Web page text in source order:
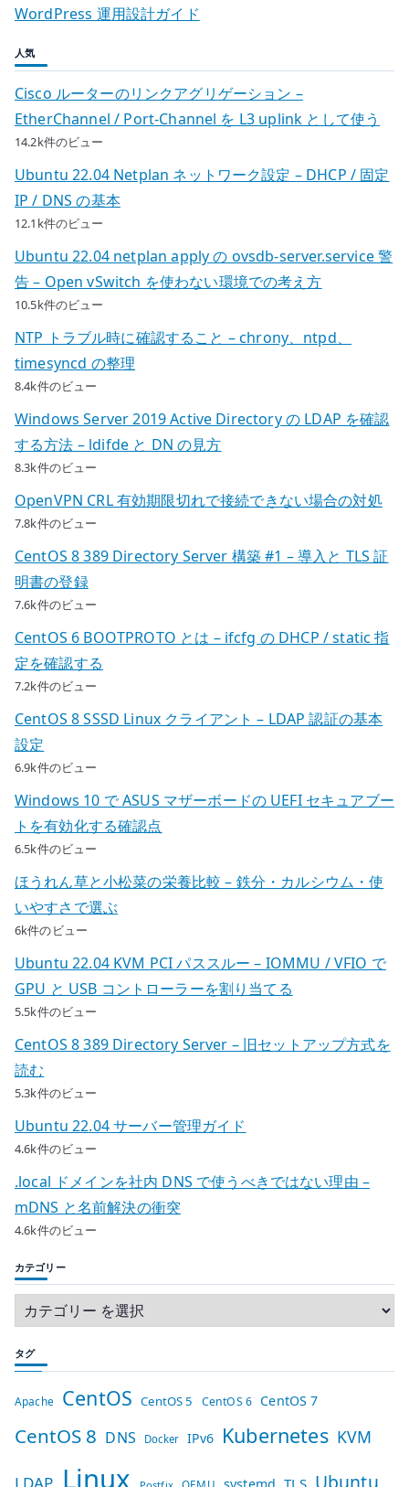
WordPress 運用設計ガイド
人気
Cisco ルーターのリンクアグリゲーション –
EtherChannel / Port-Channel を L3 uplink として使う
14.2k件のビュー
Ubuntu 22.04 Netplan ネットワーク設定 – DHCP / 固定
IP / DNS の基本
12.1k件のビュー
Ubuntu 22.04 netplan apply の ovsdb-server.service 警
告 – Open vSwitch を使わない環境での考え方
10.5k件のビュー
NTP トラブル時に確認すること – chrony、ntpd、
timesyncd の整理
8.4k件のビュー
Windows Server 2019 Active Directory の LDAP を確認
する方法 – ldifde と DN の見方
8.3k件のビュー
OpenVPN CRL 有効期限切れで接続できない場合の対処
7.8k件のビュー
CentOS 8 389 Directory Server 構築 #1 – 導入と TLS 証
明書の登録
7.6k件のビュー
CentOS 6 BOOTPROTO とは – ifcfg の DHCP / static 指
定を確認する
7.2k件のビュー
CentOS 8 SSSD Linux クライアント – LDAP 認証の基本
設定
6.9k件のビュー
Windows 10 で ASUS マザーボードの UEFI セキュアブー
トを有効化する確認点
6.5k件のビュー
ほうれん草と小松菜の栄養比較 – 鉄分・カルシウム・使
いやすさで選ぶ
6k件のビュー
Ubuntu 22.04 KVM PCI パススルー – IOMMU / VFIO で
GPU と USB コントローラーを割り当てる
5.5k件のビュー
CentOS 8 389 Directory Server – 旧セットアップ方式を
読む
5.3k件のビュー
Ubuntu 22.04 サーバー管理ガイド
4.6k件のビュー
.local ドメインを社内 DNS で使うべきではない理由 –
mDNS と名前解決の衝突
4.6k件のビュー
カテゴリー
タグ
Apache CentOS CentOS 5 CentOS 6 CentOS 7
CentOS 8 DNS Docker IPv6 Kubernetes KVM
Linux